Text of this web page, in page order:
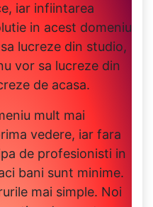
iar infiintarea
in acest domeniu
lucreze din studio,
vor sa lucreze din
de acasa.
mult mai
vedere, iar fara
de profesionisti in
bani sunt minime.
mai simple. Noi